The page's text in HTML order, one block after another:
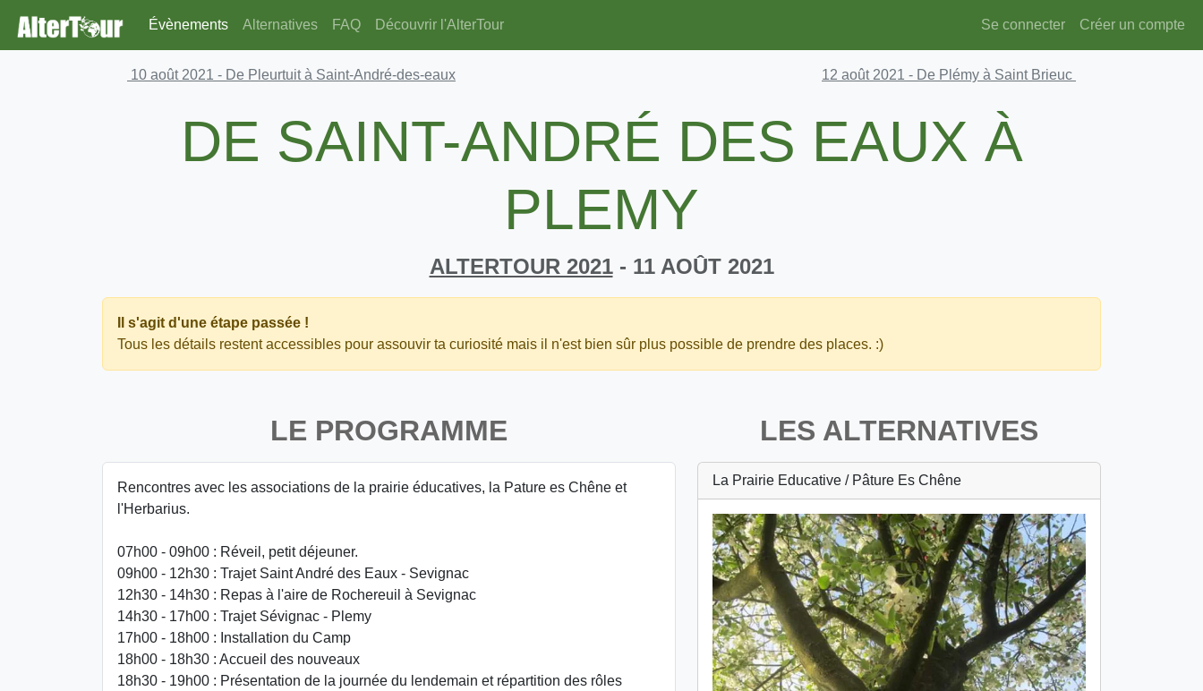
Évènements Alternatives FAQ Découvrir l'AlterTour Se connecter Créer un compte
10 août 2021 - De Pleurtuit à Saint-André-des-eaux 12 août 2021 - De Plémy à Saint Brieuc
DE SAINT-ANDRÉ DES EAUX À
PLEMY
ALTERTOUR 2021- 11 AOÛT 2021
Il s'agit d'une étape passée !
Tous les détails restent accessibles pour assouvir ta curiosité mais il n'est bien sûr plus possible de prendre des places. :)
LE PROGRAMME
Rencontres avec les associations de la prairie éducatives, la Pature es Chêne et
l'Herbarius.
07h00 - 09h00 : Réveil, petit déjeuner.
09h00 - 12h30 : Trajet Saint André des Eaux - Sevignac
12h30 - 14h30 : Repas à l'aire de Rochereuil à Sevignac
14h30 - 17h00 : Trajet Sévignac - Plemy
17h00 - 18h00 : Installation du Camp
18h00 - 18h30 : Accueil des nouveaux
18h30 - 19h00 : Présentation de la journée du lendemain et répartition des rôles
LES ALTERNATIVES
La Prairie Educative / Pâture Es Chêne